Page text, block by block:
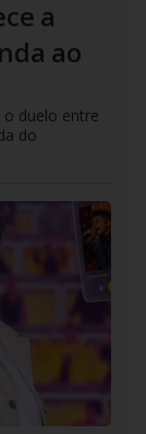
a
ao
o duelo entre
do